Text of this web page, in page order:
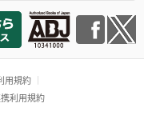
用規約
利用規約